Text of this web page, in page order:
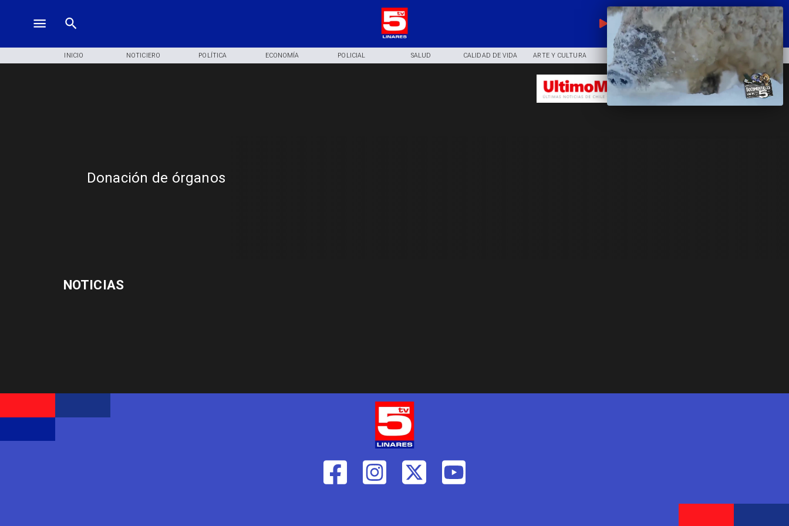
EN VIVO
INICIO NOTICIERO POLÍTICA ECONOMÍA POLICIAL SALUD CALIDAD DE VIDA ARTE Y CULTURA COMUNIDAD DEPORTES
Donación de órganos
NOTICIAS